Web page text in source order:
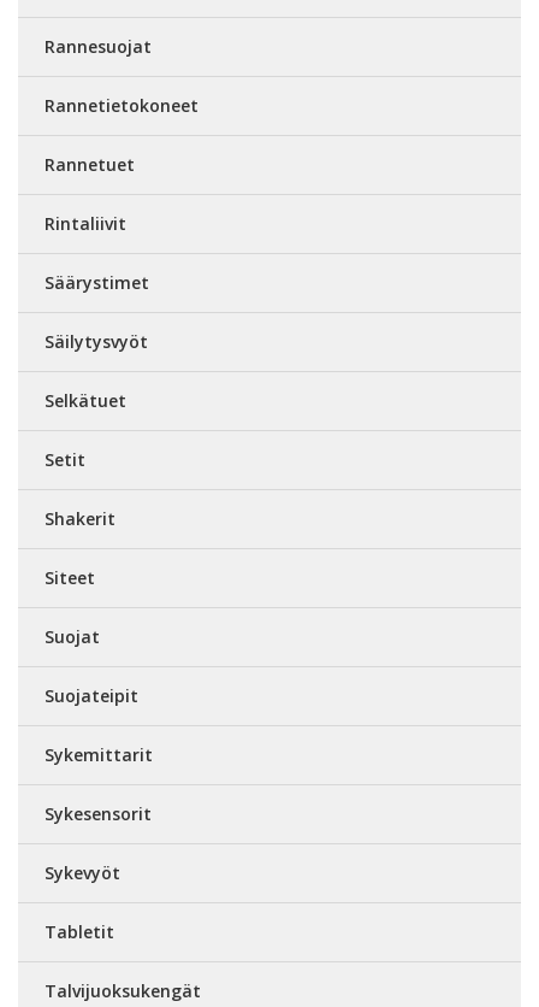
Rannesuojat
Rannetietokoneet
Rannetuet
Rintaliivit
Säärystimet
Säilytysvyöt
Selkätuet
Setit
Shakerit
Siteet
Suojat
Suojateipit
Sykemittarit
Sykesensorit
Sykevyöt
Tabletit
Talvijuoksukengät